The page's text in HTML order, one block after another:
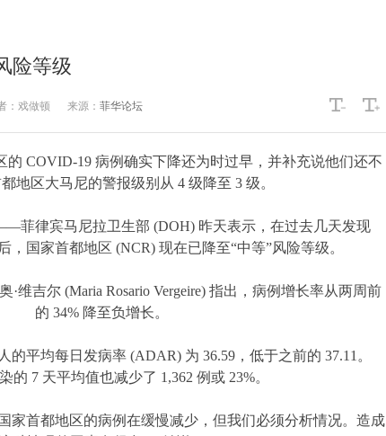
险等级
： 戏做顿 来源： 菲华论坛
的 COVID-19 病例确实下降还为时过早，并补充说他们还不
地区大马尼的警报级别从 4 级降至 3 级。
菲律宾马尼拉卫生部 (DOH) 昨天表示，在过去几天发现
，国家首都地区 (NCR) 现在已降至“中等”风险等级。
·维吉尔 (Maria Rosario Vergeire) 指出，病例增长率从两周前
的 34% 降至负增长。
的平均每日发病率 (ADAR) 为 36.59，低于之前的 37.11。
的 7 天平均值也减少了 1,362 例或 23%。
家首都地区的病例在缓慢减少，但我们必须分析情况。造成